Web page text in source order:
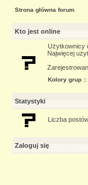
Strona główna forum
Kto jest online
Użytkownicy
Najwięcej
Kolory grup ::
Statystyki
Liczba
Zaloguj się